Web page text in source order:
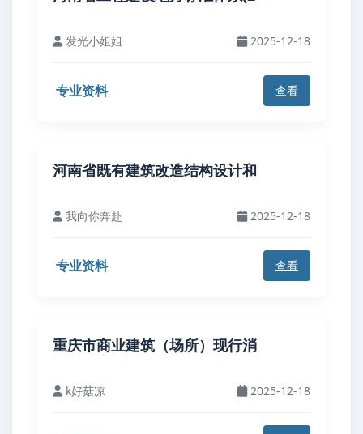
发光小姐姐 2025-12-18
专业资料 查看
河南省既有建筑改造结构设计和
我向你奔赴 2025-12-18
专业资料 查看
重庆市商业建筑（场所）现行消
k好菇凉 2025-12-18